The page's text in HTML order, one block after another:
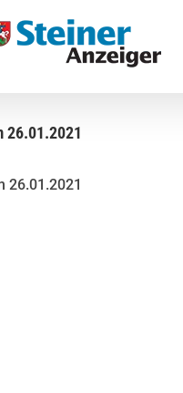
26.01.2021
26.01.2021